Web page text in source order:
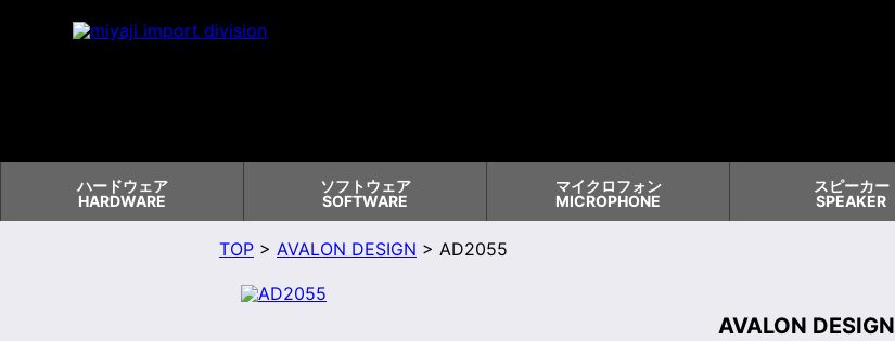
ハードウェア
HARDWARE
ソフトウェア
SOFTWARE
マイクロフォン
MICROPHONE
スピーカー
SPEAKER
TOP> AVALON DESIGN > AD2055
AVALON DESIGN